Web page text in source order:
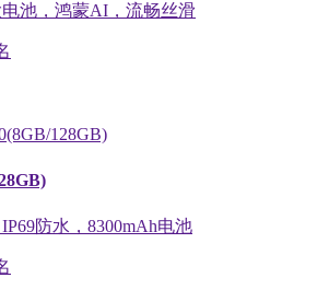
电池，鸿蒙AI，流畅丝滑
防水，8300mAh电池